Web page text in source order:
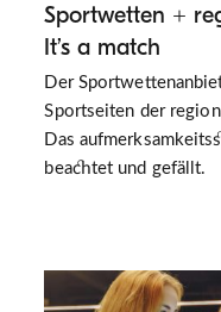
Sportwetten +
It’s a match
Der
Sportseiten der
Das
beachtet und gefällt.